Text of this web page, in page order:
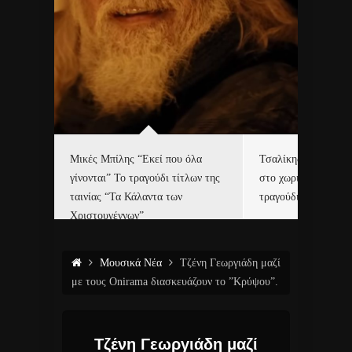
Μικές Μπίλης “Εκεί που όλα
γίνονται” Το τραγούδι τίτλων της
ταινίας “Τα Κάλαντα των
Χριστουγέννων”
Τσαλίκης,
στο χωριό του Άι
τραγούδι και video
Μουσικά Νέα
Τζένη Γεωργιάδη μαζί
με τους Onirama διασκευάζουν το ”Κρύψου”.
Τζένη Γεωργιάδη μαζί